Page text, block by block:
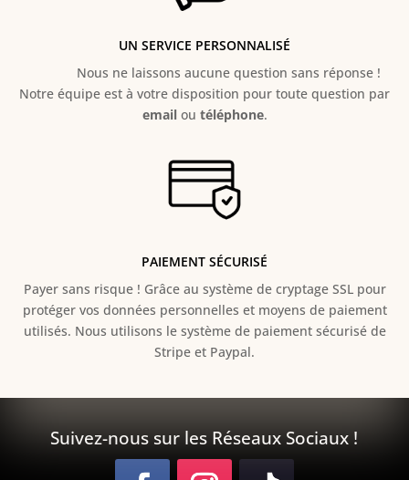
UN SERVICE PERSONNALISÉ
Nous ne laissons aucune question sans réponse !
Notre équipe est à votre disposition pour toute question par
emailou téléphone.
PAIEMENT SÉCURISÉ
Payer sans risque ! Grâce au système de cryptage SSL pour
protéger vos données personnelles et moyens de paiement
utilisés. Nous utilisons le système de paiement sécurisé de
Stripe et Paypal.
Suivez-nous sur les Réseaux Sociaux !